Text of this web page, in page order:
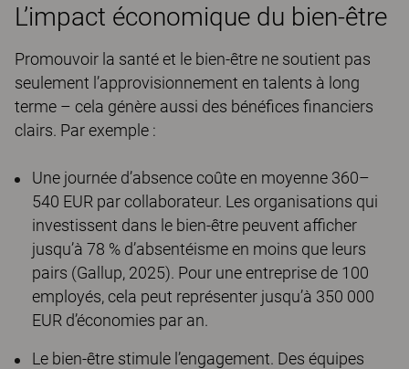
L’impact économique du bien-être
Promouvoir la santé et le bien-être ne soutient pas
seulement l’approvisionnement en talents à long
terme – cela génère aussi des bénéfices financiers
clairs. Par exemple :
Une journée d’absence coûte en moyenne 360–
540 EUR par collaborateur. Les organisations qui
investissent dans le bien-être peuvent afficher
jusqu’à 78 % d’absentéisme en moins que leurs
pairs (Gallup, 2025). Pour une entreprise de 100
employés, cela peut représenter jusqu’à 350 000
EUR d’économies par an.
Le bien-être stimule l’engagement. Des équipes